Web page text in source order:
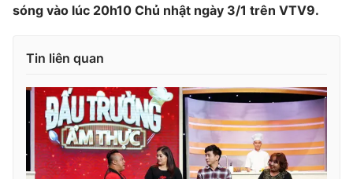
sóng vào lúc 20h10 Chủ nhật ngày 3/1 trên VTV9.
Tin liên quan